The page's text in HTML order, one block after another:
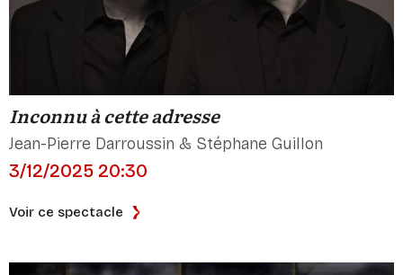
Inconnu à cette adresse
Jean-Pierre Darroussin & Stéphane Guillon
3/12/2025 20:30
Voir ce spectacle